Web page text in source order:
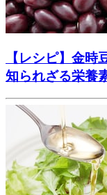
【レシピ】金
知られざる栄養